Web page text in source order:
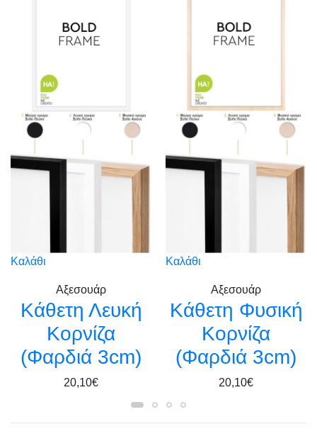
Καλάθι
Αξεσουάρ
Κάθετη Λευκή
Κορνίζα
(Φαρδιά 3cm)
20,10€
Καλάθι
Αξεσουάρ
Κάθετη Φυσική
Κορνίζα
(Φαρδιά 3cm)
20,10€